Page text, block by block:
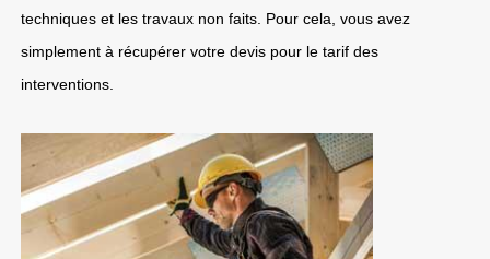
techniques et les travaux non faits. Pour cela, vous avez
simplement à récupérer votre devis pour le tarif des
interventions.